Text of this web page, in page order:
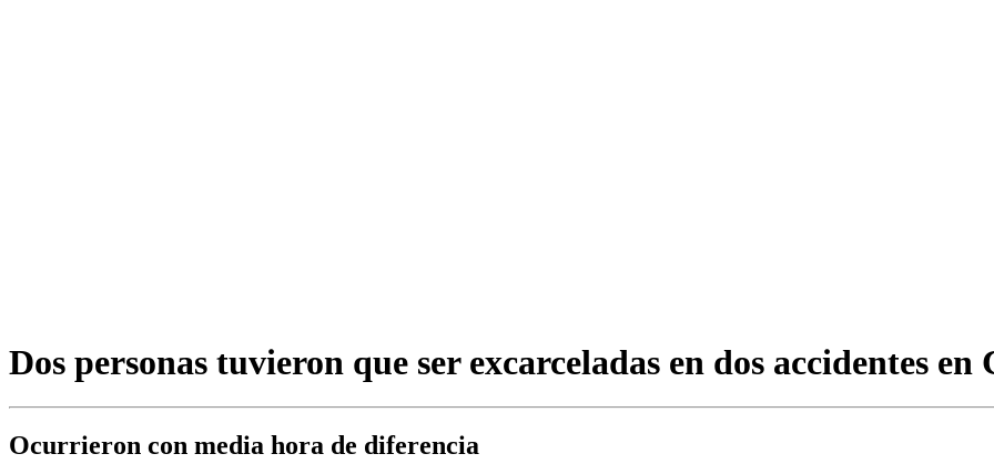
Dos personas tuvieron que ser excarceladas en dos accidentes en
Ocurrieron con media hora de diferencia